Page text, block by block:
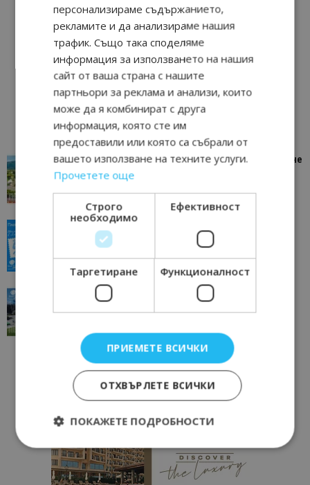
“Пощенска картичка от…”: Петрич – Изживяване
отвъд очакваното
11/07/2026 11:22
“Пощенска картичка от…”: Пловдив, градът на
всички времена
Пловдив 23/06/2026 10:00
“Пощенска картичка от…”: Перник – град на
традициите, културата и вдъхновяващите...
персонализираме съдържанието,
рекламите и да анализираме нашия
трафик. Също така споделяме
информация за използването на нашия
сайт от ваша страна с нашите
партньори за реклама и анализи, които
може да я комбинират с друга
информация, която сте им
предоставили или която са събрали от
вашето използване на техните услуги.
Прочетете още
Строго
необходимо
Ефективност
Таргетиране Функционалност
ПРИЕМЕТЕ ВСИЧКИ
ОТХВЪРЛЕТЕ ВСИЧКИ
ПОКАЖЕТЕ ПОДРОБНОСТИ
Строго необходимо
Ефективност